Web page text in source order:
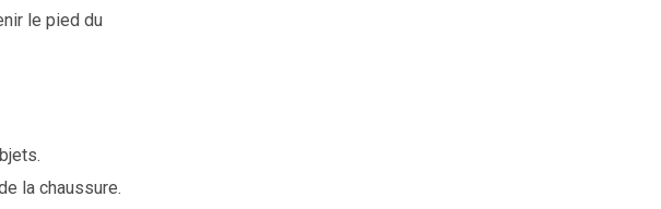
le pied du
la chaussure.